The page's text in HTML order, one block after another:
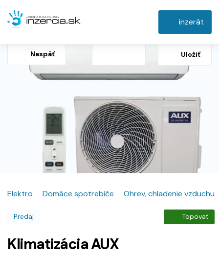
inzerát
Naspäť Uložiť
Elektro Domáce spotrebiče Ohrev, chladenie vzduchu
Predaj Topovať
Klimatizácia AUX